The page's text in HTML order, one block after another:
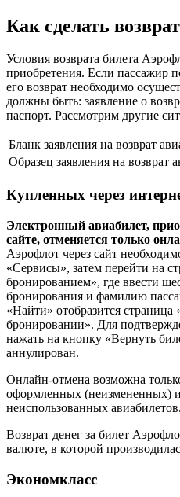
Как сделать
Условия возврата билета
приобретения. Если пассажир
его возврат необходимо
должны быть: заявление о
паспорт. Рассмотрим другие
Бланк заявления на возврат
Образец заявления на возврат
Купленных через
Электронный авиабилет,
сайте, отменяется только
Аэрофлот через сайт
«Сервисы», затем перейти на
бронированием», где ввести
бронирования и фамилию
«Найти» отобразится
бронировании». Для
нажать на кнопку «Вернуть
аннулирован.
Онлайн-отмена возможна
оформленных (неизмененных)
неиспользованных авиабилетов.
Возврат денег за билет
валюте, в которой
Экономкласс